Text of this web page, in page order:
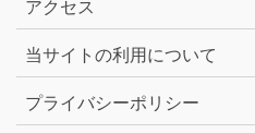
アクセス
当サイトの利用について
プライバシーポリシー